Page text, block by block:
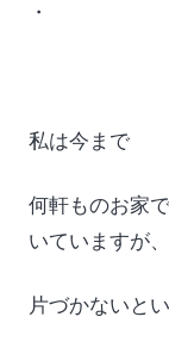
・
私は今まで
何軒ものお家
いていますが、
片づかないと